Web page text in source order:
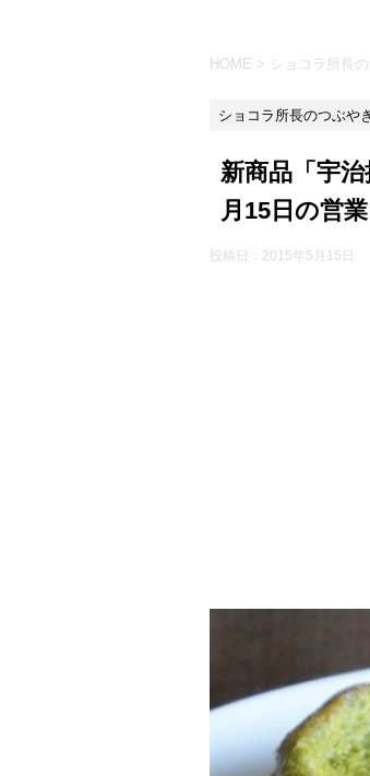
HOME > ショコラ所長
ショコラ所長のつぶやき
新商品「宇
月15日の営業
投稿日： 2015年5月15日